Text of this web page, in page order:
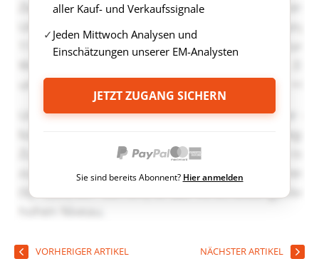
aller Kauf- und Verkaufssignale
Jeden Mittwoch Analysen und
Einschätzungen unserer EM-Analysten
JETZT ZUGANG SICHERN
Sie sind bereits Abonnent? Hier anmelden
VORHERIGER ARTIKEL NÄCHSTER ARTIKEL